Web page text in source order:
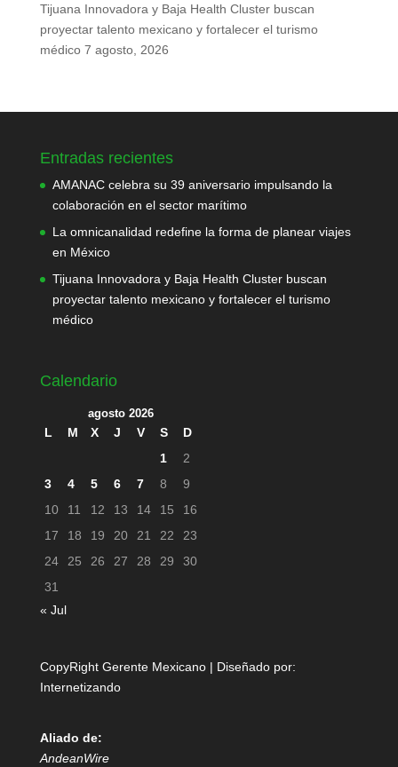
Tijuana Innovadora y Baja Health Cluster buscan
proyectar talento mexicano y fortalecer el turismo
médico 7 agosto, 2026
Entradas recientes
AMANAC celebra su 39 aniversario impulsando la
colaboración en el sector marítimo
La omnicanalidad redefine la forma de planear viajes
en México
Tijuana Innovadora y Baja Health Cluster buscan
proyectar talento mexicano y fortalecer el turismo
médico
Calendario
agosto 2026
L M X J V S
D
1
2
3
4 5 6 7 8
9
10
11 12 13 14 15
16
17
18 19 20 21 22
23
24
25 26 27 28 29
30
31
« Jul
CopyRight Gerente Mexicano | Diseñado por:
Internetizando
Aliado de:
AndeanWire